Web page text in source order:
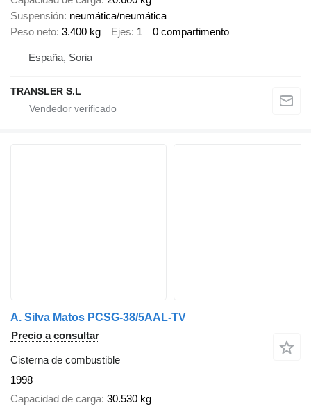
Suspensión neumática/neumática
Peso neto 3.400 kg Ejes 1 0 compartimento
España, Soria
TRANSLER S.L
A. Silva Matos PCSG-38/5AAL-TV
Precio a consultar
Cisterna de combustible
1998
Capacidad de carga 30.530 kg